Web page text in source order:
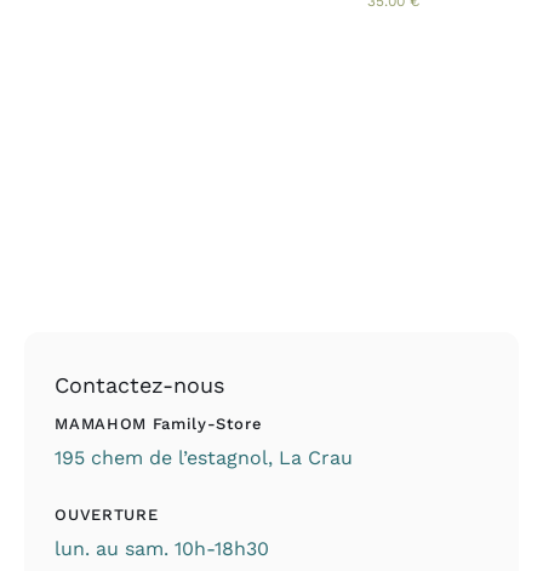
Contactez-nous
MAMAHOM Family-Store
195 chem de l’estagnol, La Crau
OUVERTURE
lun. au sam. 10h-18h30